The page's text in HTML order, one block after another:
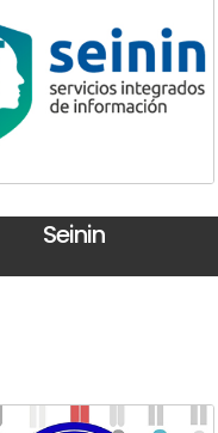
Seinin